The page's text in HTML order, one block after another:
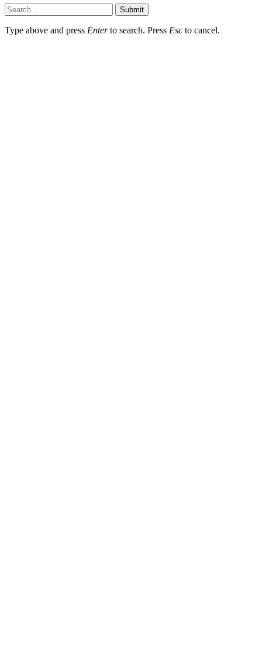
Submit
Type above and press Enterto search. Press Esc to cancel.